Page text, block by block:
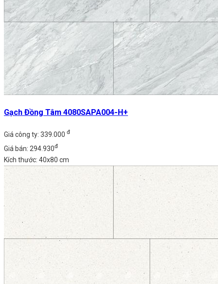
Gạch Đồng Tâm 4080SAPA004-H+
Giá công ty: 339.000 đ
Giá bán: 294.930đ
Kích thước: 40x80 cm